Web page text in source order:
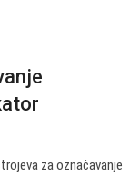
za označavanje